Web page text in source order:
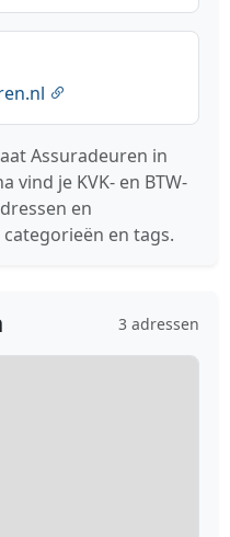
Assuradeuren in
vind je KVK- en BTW-
en
en tags.
3 adressen